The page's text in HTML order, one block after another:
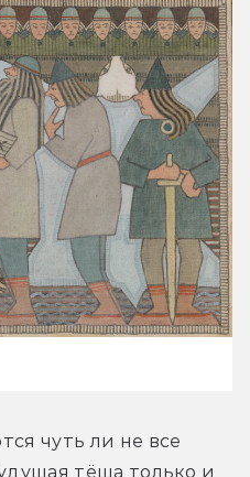
чуть ли не все
тёща только и